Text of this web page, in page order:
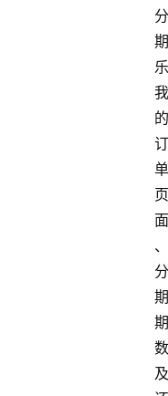
分
期
乐
我
的
订
单
页
面
、
分
期
期
数
及